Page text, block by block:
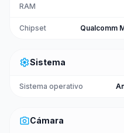
RAM
Chipset Qualcomm
settingsSistema
Sistema operativo
photo_cameraCámara